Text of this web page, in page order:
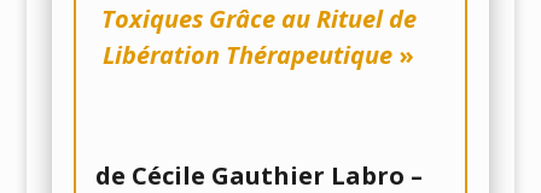
Toxiques Grâce au Rituel de
Libération Thérapeutique »
de Cécile Gauthier Labro –